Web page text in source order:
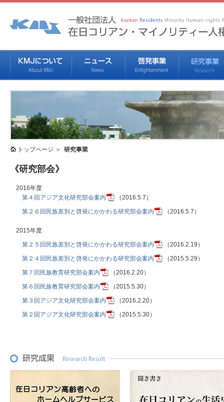
トップページ 研究事業
《研究部会》
2016年度
第４回アジア文化研究部会案内
（2016.5.7）
第２６回民族差別と啓発にかかわる研究部会案内
（2016.5.7）
2015年度
第２５回民族差別と啓発にかかわる研究部会案内
（2016.2.19）
第２４回民族差別と啓発にかかわる研究部会案内
（2015.5.29）
第７回民族教育研究部会案内
（2016.2.20）
第６回民族教育研究部会案内
（2015.5.30）
第３回アジア文化研究部会案内
（2016.2.20）
第２回アジア文化研究部会案内
（2015.5.30）